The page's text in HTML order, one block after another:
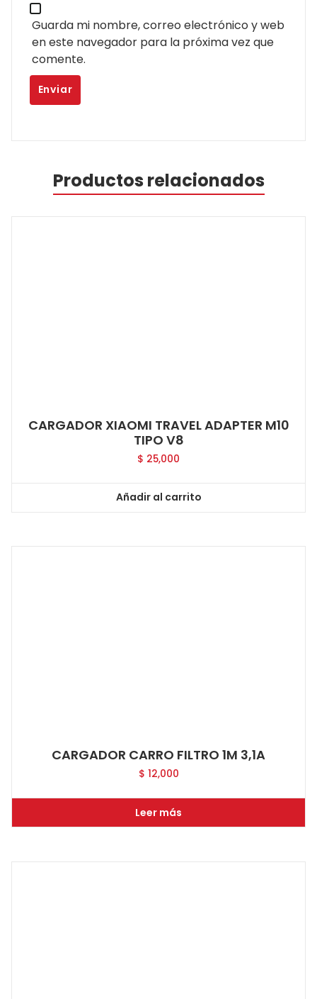
Guarda mi nombre, correo electrónico y web
en este navegador para la próxima vez que
comente.
Productos relacionados
CARGADOR XIAOMI TRAVEL ADAPTER M10
TIPO V8
$ 25,000
Añadir al carrito
CARGADOR CARRO FILTRO 1M 3,1A
$ 12,000
Leer más